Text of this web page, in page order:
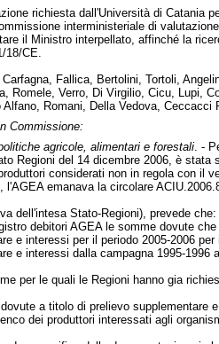
richiesta dall'Università di Catania
interministeriale di
il Ministro interpellato, affinché la
18/CE.
Fallica, Bertolini, Tortoli,
Romele, Verro, Di Virgilio, Cicu, Lupi,
Romani, Della Vedova,
Commissione:
agricole, alimentari e forestali. -
Regioni del 14 dicembre 2006, è
considerati non in regola con il
l'AGEA emanava la circolare
dell'intesa Stato-Regioni), prevede che:
debitori AGEA le somme dovute
e interessi per il periodo 2005-2006
e interessi dalla campagna 1995-
per le quali le Regioni hanno gia
a titolo di prelievo
dei produttori interessati agli